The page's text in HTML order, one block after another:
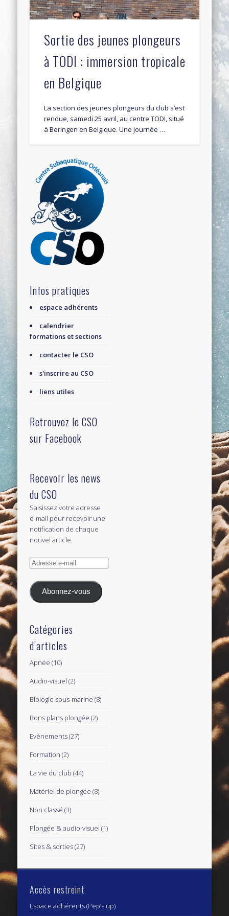
Sortie des jeunes plongeurs
à TODI : immersion tropicale
en Belgique
La section des jeunes plongeurs du club s’est
rendue, samedi 25 avril, au centre TODI, situé
à Beringen en Belgique. Une journée …
Infos pratiques
espace adhérents
calendrier
formations et sections
contacter le CSO
s'inscrire au CSO
liens utiles
Retrouvez le CSO
sur Facebook
Recevoir les news
du CSO
Saisissez votre adresse
e-mail pour recevoir une
notification de chaque
nouvel article.
Adresse
mail
Abonnez-vous
Catégories
d’articles
Apnée (10)
Audio-visuel (2)
Biologie sous-marine (8)
Bons plans plongée (2)
Evènements(27)
Formation (2)
La vie du club (44)
Matériel de plongée (8)
Non classé (3)
Plongée & audio-visuel (1)
Sites & sorties(27)
Accès restreint
Espace adhérents (Pep’s up)